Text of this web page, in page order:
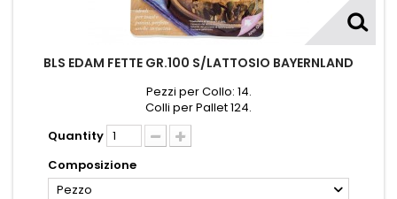
BLS EDAM FETTE GR.100 S/LATTOSIO BAYERNLAND
Pezzi per Collo: 14.
Colli per Pallet 124.
Quantity
Composizione
Pezzo